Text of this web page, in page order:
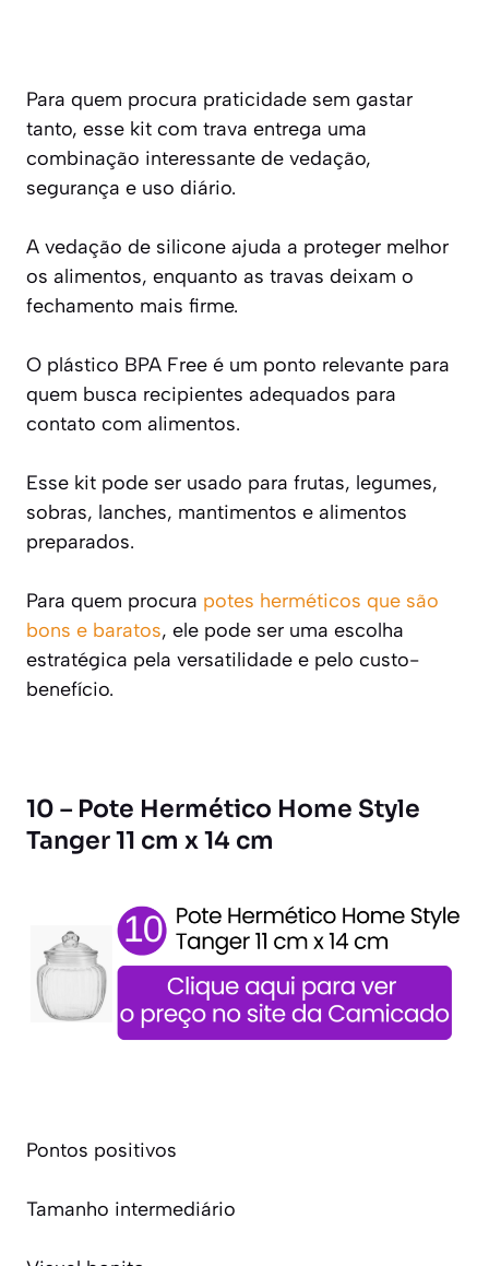
Para quem procura praticidade sem gastar
tanto, esse kit com trava entrega uma
combinação interessante de vedação,
segurança e uso diário.
A vedação de silicone ajuda a proteger melhor
os alimentos, enquanto as travas deixam o
fechamento mais firme.
O plástico BPA Free é um ponto relevante para
quem busca recipientes adequados para
contato com alimentos.
Esse kit pode ser usado para frutas, legumes,
sobras, lanches, mantimentos e alimentos
preparados.
Para quem procura potes herméticos que são
bons e baratos, ele pode ser uma escolha
estratégica pela versatilidade e pelo custo-
benefício.
10 – Pote Hermético Home Style
Tanger 11 cm x 14 cm
Pontos positivos
Tamanho intermediário